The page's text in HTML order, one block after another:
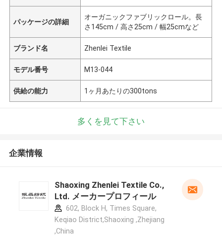
パッケージの詳細
オーガニックファブリックロール。長
さ145cm / 高さ25cm / 幅25cmなど
ブランド名 Zhenlei Textile
モデル番号 M13-044
供給の能力 1ヶ月あたりの300tons
多くを見て下さい
企業情報
Shaoxing Zhenlei Textile Co.,
Ltd. メーカープロフィール
602, Block H, Times Square,
Keqiao District,Shaoxing ,Zhejiang
,China